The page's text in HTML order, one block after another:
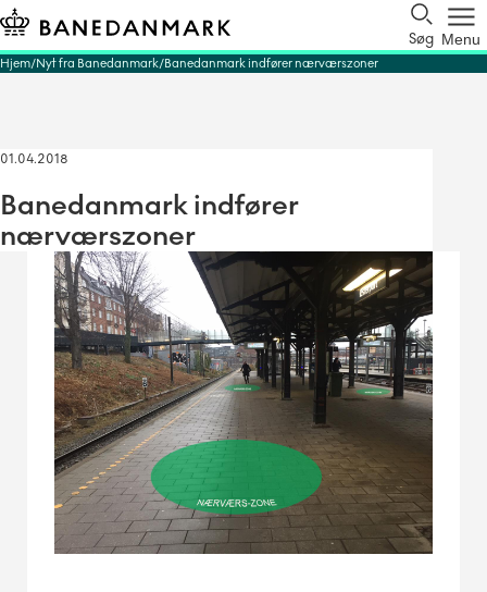
Søg Menu
Hjem Nyt fra Banedanmark Banedanmark indfører nærværszoner
01.04.2018
Banedanmark indfører
nærværszoner